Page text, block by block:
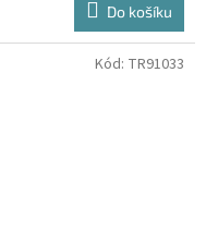
Do košíku
Kód: TR91033